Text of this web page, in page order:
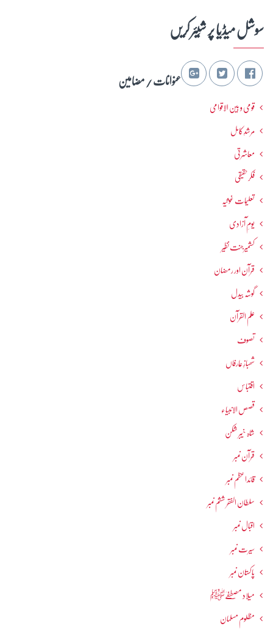
سوشل میڈیا پر شِیئر کریں
عنوانات / مضامین
قومی و بین الاقوامی
مرشدِ کامل
معاشرتی
فکرحقیقی
تعلیمات غوثیہ
یومِ آزادی
کشمیرجنت نظیر
قرآن اور رمضان
گوشہ بیدل
علم القرآن
تصوف
شھبازِ عارفاں
اقتباس
قصص الانبیاء
شاہ خیبر شکن
قرآن نمبر
قائداعظم نمبر
سلطان الفقر ششم نمبر
اقبال نمبر
سیرت نمبر
پاکستان نمبر
میلاد مصطفےٰﷺ
مظلوم مسلمان